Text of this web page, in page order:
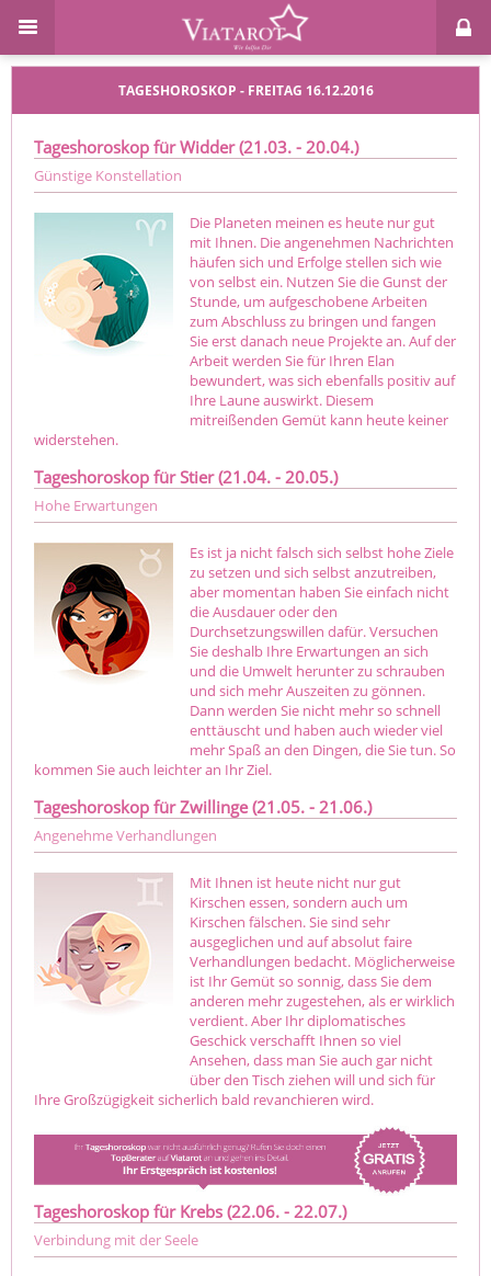
TAGESHOROSKOP - FREITAG 16.12.2016
Tageshoroskop für Widder (21.03. - 20.04.)
Günstige Konstellation
Die Planeten meinen es heute nur gut
mit Ihnen. Die angenehmen Nachrichten
häufen sich und Erfolge stellen sich wie
von selbst ein. Nutzen Sie die Gunst der
Stunde, um aufgeschobene Arbeiten
zum Abschluss zu bringen und fangen
Sie erst danach neue Projekte an. Auf der
Arbeit werden Sie für Ihren Elan
bewundert, was sich ebenfalls positiv auf
Ihre Laune auswirkt. Diesem
mitreißenden Gemüt kann heute keiner
widerstehen.
Tageshoroskop für Stier (21.04. - 20.05.)
Hohe Erwartungen
Es ist ja nicht falsch sich selbst hohe Ziele
zu setzen und sich selbst anzutreiben,
aber momentan haben Sie einfach nicht
die Ausdauer oder den
Durchsetzungswillen dafür. Versuchen
Sie deshalb Ihre Erwartungen an sich
und die Umwelt herunter zu schrauben
und sich mehr Auszeiten zu gönnen.
Dann werden Sie nicht mehr so schnell
enttäuscht und haben auch wieder viel
mehr Spaß an den Dingen, die Sie tun. So
kommen Sie auch leichter an Ihr Ziel.
Tageshoroskop für Zwillinge (21.05. - 21.06.)
Angenehme Verhandlungen
Mit Ihnen ist heute nicht nur gut
Kirschen essen, sondern auch um
Kirschen fälschen. Sie sind sehr
ausgeglichen und auf absolut faire
Verhandlungen bedacht. Möglicherweise
ist Ihr Gemüt so sonnig, dass Sie dem
anderen mehr zugestehen, als er wirklich
verdient. Aber Ihr diplomatisches
Geschick verschafft Ihnen so viel
Ansehen, dass man Sie auch gar nicht
über den Tisch ziehen will und sich für
Ihre Großzügigkeit sicherlich bald revanchieren wird.
Tageshoroskop für Krebs (22.06. - 22.07.)
Verbindung mit der Seele